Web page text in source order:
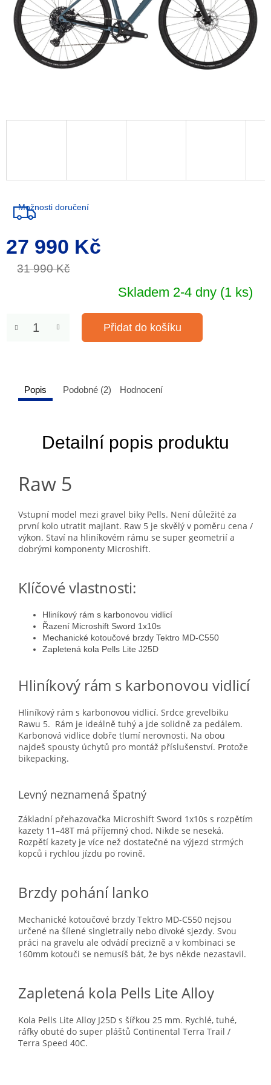
31 990 Kč
27 990 Kč
Měrná
cena:
Skladem 2-4 dny (1 ks)
Možnosti doručení
Přidat do košíku
Popis Podobné (2) Hodnocení
Detailní popis produktu
Raw 5
Vstupní model mezi gravel biky Pells. Není důležité za
první kolo utratit majlant. Raw 5 je skvělý v poměru cena /
výkon. Staví na hliníkovém rámu se super geometrií a
dobrými komponenty Microshift.
Klíčové vlastnosti:
Hliníkový rám s karbonovou vidlicí
Řazení Microshift Sword 1x10s
Mechanické kotoučové brzdy Tektro MD-C550
Zapletená kola Pells Lite J25D
Hliníkový rám s karbonovou vidlicí
Hliníkový rám s karbonovou vidlicí. Srdce grevelbiku
Rawu 5. Rám je ideálně tuhý a jde solidně za pedálem.
Karbonová vidlice dobře tlumí nerovnosti. Na obou
najdeš spousty úchytů pro montáž příslušenství. Protože
bikepacking.
Levný neznamená špatný
Základní přehazovačka Microshift Sword 1x10s s rozpětím
kazety 11–48T má příjemný chod. Nikde se neseká.
Rozpětí kazety je více než dostatečné na výjezd strmých
kopců i rychlou jízdu po rovině.
Brzdy pohání lanko
Mechanické kotoučové brzdy Tektro MD-C550 nejsou
určené na šílené singletraily nebo divoké sjezdy. Svou
práci na gravelu ale odvádí precizně a v kombinaci se
160mm kotouči se nemusíš bát, že bys někde nezastavil.
Zapletená kola Pells Lite Alloy
Kola Pells Lite Alloy J25D s šířkou 25 mm. Rychlé, tuhé,
ráfky obuté do super pláštů Continental Terra Trail /
Terra Speed 40C.